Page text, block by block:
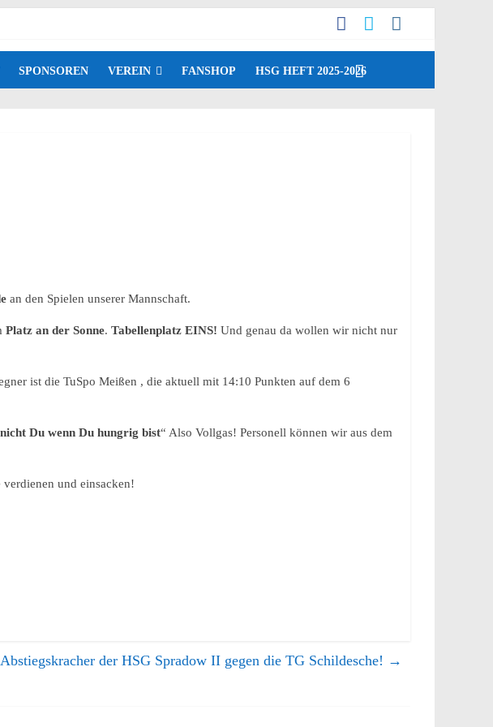
SPONSOREN VEREIN FANSHOP HSG HEFT 2025-2026
an den Spielen unserer Mannschaft.
Platz an der Sonne. Tabellenplatz EINS! Und genau da wollen wir nicht nur
ist die TuSpo Meißen , die aktuell mit 14:10 Punkten auf dem 6
Du wenn Du hungrig bist“ Also Vollgas! Personell können wir aus dem
und einsacken!
Abstiegskracher der HSG Spradow II gegen die TG Schildesche! →